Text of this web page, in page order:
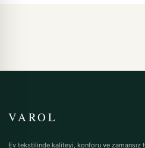
VAROL
Ev tekstilinde kaliteyi, konforu ve zamansız